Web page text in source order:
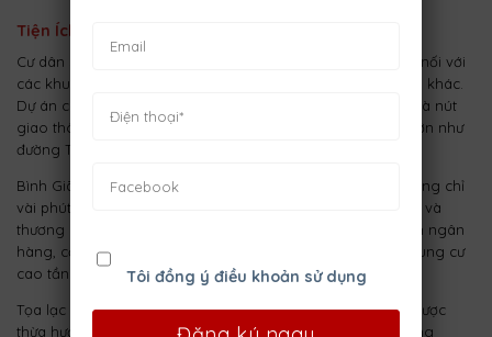
Tiện Ích Ngoại Khu
Cư dân sống ở khu
dễ dàng kết nối với
các khu vực trong TP. Vũng Tàu cũng như các vùng lân cận khác.
Dự án chỉ cách bùng binh dầu khí khoảng 1,2km, đây hiện là nút
giao thông quan trọng, giao nhau giữa các tuyến đường lớn như
đường Thống Nhất, Nguyễn An Ninh.
Bình Giã Resident chỉ cách ngã ba Bình Giã – Lê Hồng Phong chỉ
vài phút đi xe, là vị trí trung tâm gần kề các khu vực dân cư và
thương mại trọng yếu của TP. Vũng Tàu với nhiều chi nhánh ngân
hàng, cơ quan nhà nước, cao ốc văn phòng và các tòa chung cư
cao tầng mới như Sài Gòn tower, Vũng Tàu Plaza,…
Tọa lạc ở vị trí đắc địa tại TP. Vũng Tàu, Bình Giã Resident được
thừa hưởng các tiện ích hiện hữu trong khu vực như hệ thống
Tôi đồng ý điều khoản sử dụng